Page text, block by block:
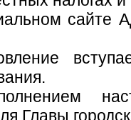
сайте
Главы